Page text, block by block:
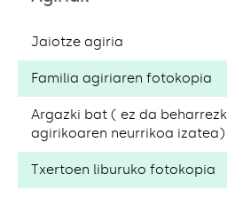
Jaiotze agiria
Familia agiriaren fotokopia
Argazki bat ( ez da
agirikoaren neurrikoa izatea)
Txertoen liburuko fotokopia